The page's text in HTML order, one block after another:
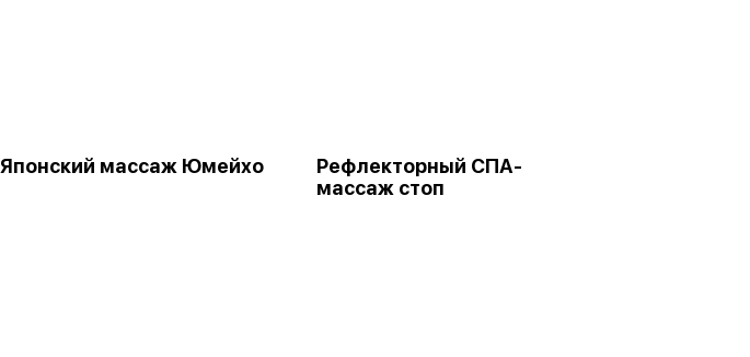
Японский массаж Юмейхо
Рефлекторный СПА-
массаж стоп